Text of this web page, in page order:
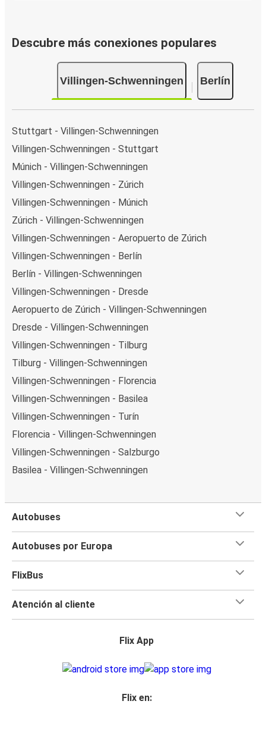
Descubre más conexiones populares
Villingen-Schwenningen Berlín
Stuttgart - Villingen-Schwenningen
Villingen-Schwenningen - Stuttgart
Múnich - Villingen-Schwenningen
Villingen-Schwenningen - Zúrich
Villingen-Schwenningen - Múnich
Zúrich - Villingen-Schwenningen
Villingen-Schwenningen - Aeropuerto de Zúrich
Villingen-Schwenningen - Berlín
Berlín - Villingen-Schwenningen
Villingen-Schwenningen - Dresde
Aeropuerto de Zúrich - Villingen-Schwenningen
Dresde - Villingen-Schwenningen
Villingen-Schwenningen - Tilburg
Tilburg - Villingen-Schwenningen
Villingen-Schwenningen - Florencia
Villingen-Schwenningen - Basilea
Villingen-Schwenningen - Turín
Florencia - Villingen-Schwenningen
Villingen-Schwenningen - Salzburgo
Basilea - Villingen-Schwenningen
Autobuses
Autobuses por Europa
FlixBus
Atención al cliente
Flix App
Flix en: